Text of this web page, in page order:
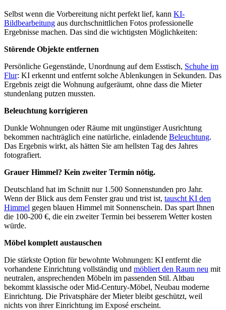
Selbst wenn die Vorbereitung nicht perfekt lief, kann KI-
Bildbearbeitung aus durchschnittlichen Fotos professionelle
Ergebnisse machen. Das sind die wichtigsten Möglichkeiten:
Störende Objekte entfernen
Persönliche Gegenstände, Unordnung auf dem Esstisch, Schuhe im
Flur: KI erkennt und entfernt solche Ablenkungen in Sekunden. Das
Ergebnis zeigt die Wohnung aufgeräumt, ohne dass die Mieter
stundenlang putzen mussten.
Beleuchtung korrigieren
Dunkle Wohnungen oder Räume mit ungünstiger Ausrichtung
bekommen nachträglich eine natürliche, einladende Beleuchtung.
Das Ergebnis wirkt, als hätten Sie am hellsten Tag des Jahres
fotografiert.
Grauer Himmel? Kein zweiter Termin nötig.
Deutschland hat im Schnitt nur 1.500 Sonnenstunden pro Jahr.
Wenn der Blick aus dem Fenster grau und trist ist, tauscht KI den
Himmel gegen blauen Himmel mit Sonnenschein. Das spart Ihnen
die 100-200 €, die ein zweiter Termin bei besserem Wetter kosten
würde.
Möbel komplett austauschen
Die stärkste Option für bewohnte Wohnungen: KI entfernt die
vorhandene Einrichtung vollständig und möbliert den Raum neu mit
neutralen, ansprechenden Möbeln im passenden Stil. Altbau
bekommt klassische oder Mid-Century-Möbel, Neubau moderne
Einrichtung. Die Privatsphäre der Mieter bleibt geschützt, weil
nichts von ihrer Einrichtung im Exposé erscheint.